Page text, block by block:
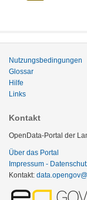
Nutzungsbedingungen
Glossar
Hilfe
Links
Kontakt
OpenData-Portal der
Über das Portal
Impressum -
Kontakt: